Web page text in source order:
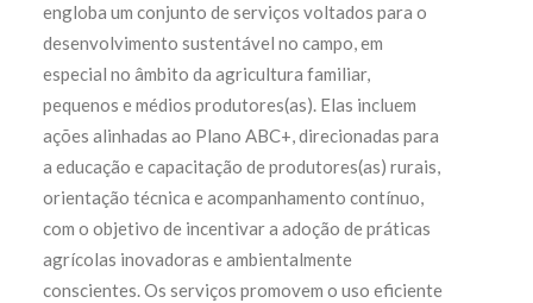
engloba um conjunto de serviços voltados para o
desenvolvimento sustentável no campo, em
especial no âmbito da agricultura familiar,
pequenos e médios produtores(as). Elas incluem
ações alinhadas ao Plano ABC+, direcionadas para
a educação e capacitação de produtores(as) rurais,
orientação técnica e acompanhamento contínuo,
com o objetivo de incentivar a adoção de práticas
agrícolas inovadoras e ambientalmente
conscientes. Os serviços promovem o uso eficiente